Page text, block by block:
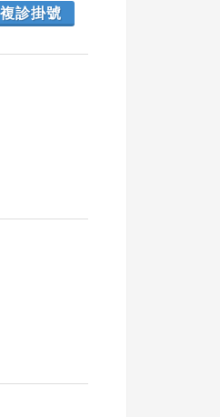
複診掛號